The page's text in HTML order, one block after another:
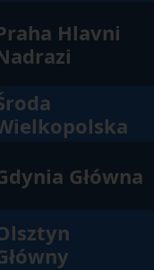
Hlavni
Główna